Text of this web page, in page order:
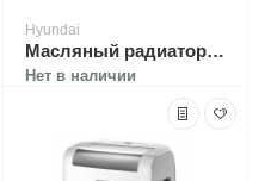
Hyundai
Масляный радиатор Hyundai H-HO-7-07-UI892
Нет в наличии